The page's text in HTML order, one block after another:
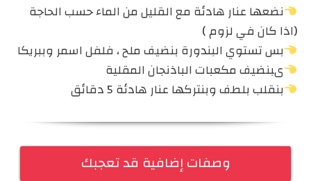
نضعها عنار هادئة مع القليل من الماء حسب الحاجة
(اذا كان في لزوم )
بس تستوي البندورة بنضيف ملح ، فلفل اسمر وببريكا
ىبنضيف مكعبات الباذنجان المقلية
بنقلب بلطف وبنتركها عنار هادئة 5 دقائق
وصفات إضافية قد تعجبك